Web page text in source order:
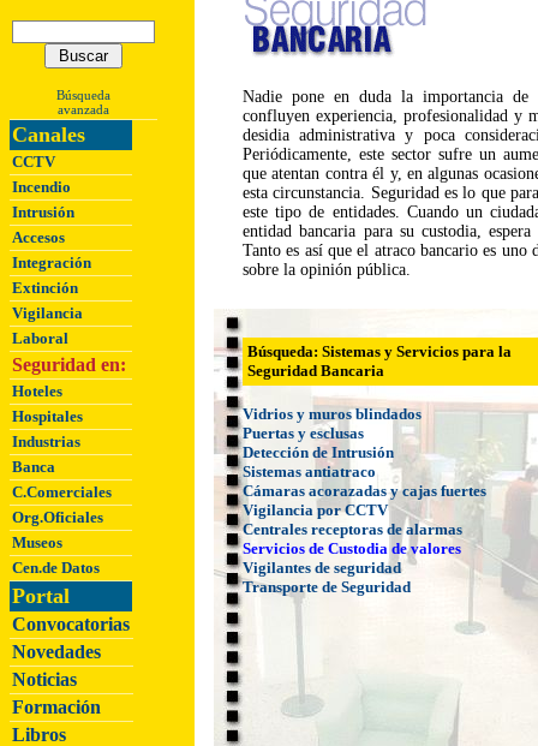
Búsqueda
avanzada
Canales
CCTV
Incendio
Intrusión
Accesos
Integración
Extinción
Vigilancia
Laboral
Seguridad en:
Hoteles
Hospitales
Industrias
Banca
C.Comerciales
Org.Oficiales
Museos
Cen.de Datos
Portal
Convocatorias
Novedades
Noticias
Formación
Libros
Nadie pone en duda la importancia
confluyen experiencia, profesionalidad y
desidia administrativa y poca
Periódicamente, este sector sufre un
que atentan contra él y, en algunas
esta circunstancia. Seguridad es lo que
este tipo de entidades. Cuando un
entidad bancaria para su custodia,
Tanto es así que el atraco bancario es
sobre la opinión pública.
Búsqueda: Sistemas y Servicios para la
Seguridad Bancaria
Vidrios y muros blindados
Puertas y esclusas
Detección de Intrusión
Sistemas antiatraco
Cámaras acorazadas y cajas fuertes
Vigilancia por CCTV
Centrales receptoras de alarmas
Servicios de Custodia de valores
Vigilantes de seguridad
Transporte de Seguridad